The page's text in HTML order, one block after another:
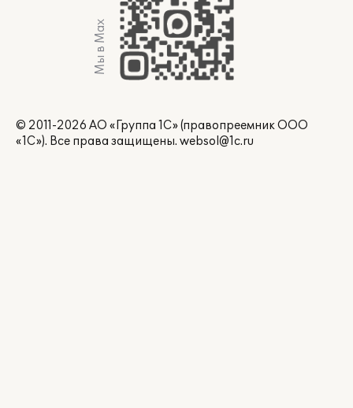
Мы в Max
© 2011-2026 АО «Группа 1С» (правопреемник ООО
«1С»). Все права защищены. websol@1c.ru